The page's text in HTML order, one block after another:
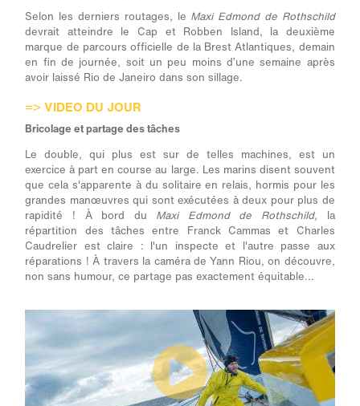
Selon les derniers routages, le Maxi Edmond de Rothschild
devrait atteindre le Cap et Robben Island, la deuxième
marque de parcours officielle de la Brest Atlantiques, demain
en fin de journée, soit un peu moins d’une semaine après
avoir laissé Rio de Janeiro dans son sillage.
=>VIDEO DU JOUR
Bricolage et partage des tâches
Le double, qui plus est sur de telles machines, est un
exercice à part en course au large. Les marins disent souvent
que cela s'apparente à du solitaire en relais, hormis pour les
grandes manœuvres qui sont exécutées à deux pour plus de
rapidité ! À bord du Maxi Edmond de Rothschild, la
répartition des tâches entre Franck Cammas et Charles
Caudrelier est claire : l'un inspecte et l'autre passe aux
réparations ! À travers la caméra de Yann Riou, on découvre,
non sans humour, ce partage pas exactement équitable...